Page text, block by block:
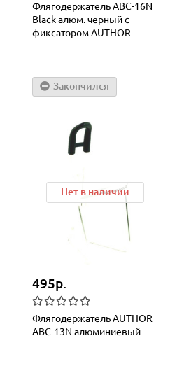
Флягодержатель ABC-16N
Black алюм. черный с
фиксатором AUTHOR
Закончился
Нет в наличии
495р.
Флягодержатель AUTHOR
ABC-13N алюминиевый